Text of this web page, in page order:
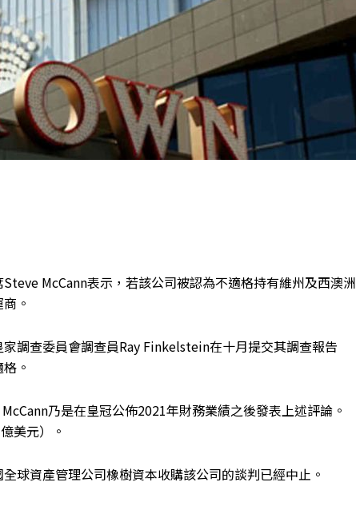
McCann表示，若該公司被認為不適格持有維州及西澳洲
。
調查委員會調查員Ray Finkelstein在十月提交其調查報告
。
乃是在皇冠公佈2021年財務業績之後發表上述評論。
美元）。
球資產管理公司橡樹資本收購該公司的談判已經中止。